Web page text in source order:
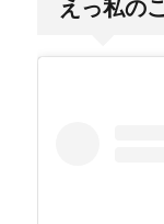
えっ私の